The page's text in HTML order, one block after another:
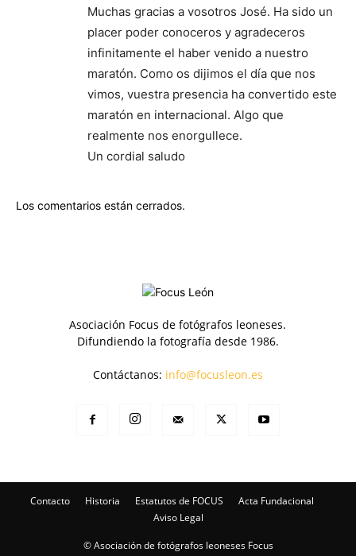
Muchas gracias a vosotros José. Ha sido un
placer poder conoceros y agradeceros
infinitamente el haber venido a nuestro
maratón. Como os dijimos el día que nos
vimos, vuestra presencia ha convertido este
maratón en internacional. Algo que
realmente nos enorgullece.
Un cordial saludo
Los comentarios están cerrados.
Asociación Focus de fotógrafos leoneses.
Difundiendo la fotografía desde 1986.
Contáctanos: info@focusleon.es
Contacto Historia Estatutos de FOCUS
Acta Fundacional
Aviso Legal
© Asociación de fotógrafos leoneses Focus